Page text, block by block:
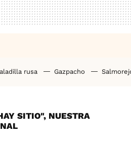
rusa Gazpacho
SITIO", NUESTRA